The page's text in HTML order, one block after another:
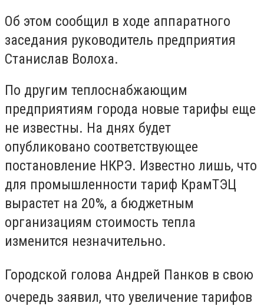
Об этом сообщил в ходе аппаратного
заседания руководитель предприятия
Станислав Волоха.
По другим теплоснабжающим
предприятиям города новые тарифы еще
не известны. На днях будет
опубликовано соответствующее
постановление НКРЭ. Известно лишь, что
для промышленности тариф КрамТЭЦ
вырастет на 20%, а бюджетным
организациям стоимость тепла
изменится незначительно.
Городской голова Андрей Панков в свою
очередь заявил, что увеличение тарифов